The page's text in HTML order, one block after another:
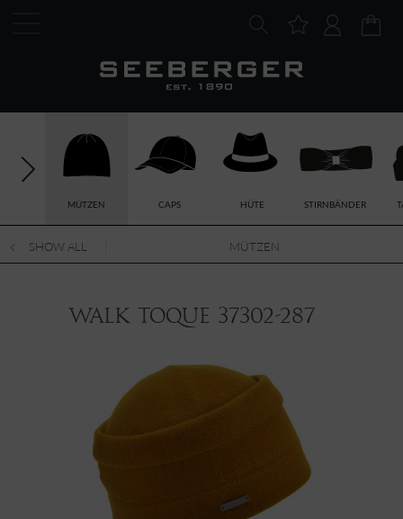
MÜTZEN CAPS HÜTE STIRNBÄNDER
SHOW ALL MÜTZEN
Walk Toque 37302-287